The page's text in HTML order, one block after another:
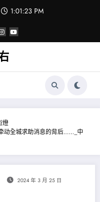
1:01:24 PM
燈
动全城求助消息的背后……_中
2024 年 3 月 25 日